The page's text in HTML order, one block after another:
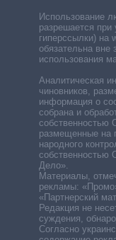
Использование
разрешается при
гиперссылки) на
обязательна вне
использования
Аналитическая
чиновников,
информация о
собрана и
размещенные на
народного
собственностью
Дело».
Материалы,
рекламы:
«Партнерский
Редакция не
суждения,
Согласно